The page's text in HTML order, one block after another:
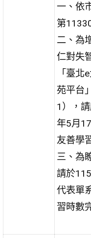
一、依
第
二、為
仁對失
「臺
苑平台
1），
年5月
友善學
三、為
請於
代表單
習時數